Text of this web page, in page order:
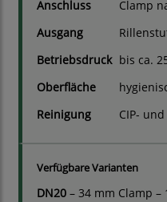
Anschluss
Clamp
Ausgang
Betriebsdruck bis ca.
Oberfläche
Reinigung
CIP-
Verfügbare Varianten
DN20 – 34 mm Clamp –